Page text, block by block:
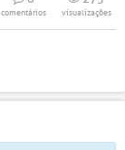
comentários visualizações